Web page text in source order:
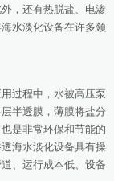
，还有热脱盐、电渗
水淡化设备在许多领
过程中，水被高压泵
半透膜，薄膜将盐分
是非常环保和节能的
海水淡化设备具有操
、运行成本低、设备